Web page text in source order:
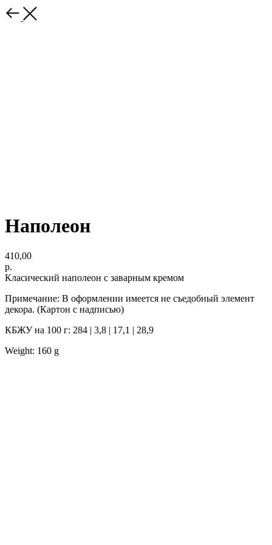
Наполеон
410,00
р.
Класический наполеон с заварным кремом
Примечание: В оформлении имеется не съедобный элемент
декора. (Картон с надписью)
КБЖУ на 100 г: 284 | 3,8 | 17,1 | 28,9
Weight: 160 g